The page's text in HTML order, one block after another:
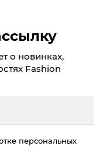
о новинках,
Fashion
персональных